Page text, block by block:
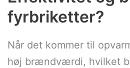
fyrbriketter?
Når det kommer til
høj brændværdi, hvilket